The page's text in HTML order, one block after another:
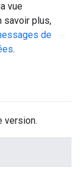
vue
savoir plus,
de
.
version.